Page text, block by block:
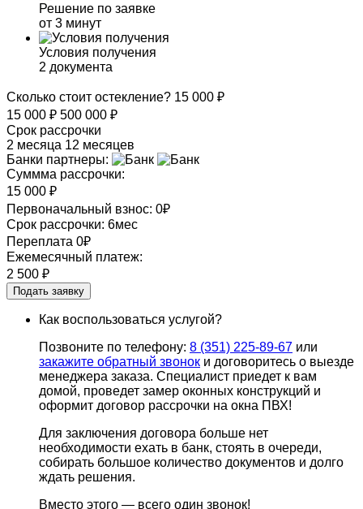
Решение по заявке
от 3 минут
Условия получения
2 документа
Сколько стоит остекление? 15 000 ₽
15 000 ₽ 500 000 ₽
Срок рассрочки
2 месяца 12 месяцев
Банки партнеры:
Суммма рассрочки:
15 000 ₽
Первоначальный взнос: 0₽
Срок рассрочки: 6мес
Переплата 0₽
Ежемесячный платеж:
2 500 ₽
Подать заявку
Как воспользоваться услугой?
Позвоните по телефону: 8 (351) 225-89-67 или
закажите обратный звонок и договоритесь о выезде
менеджера заказа. Специалист приедет к вам
домой, проведет замер оконных конструкций и
оформит договор рассрочки на окна ПВХ!
Для заключения договора больше нет
необходимости ехать в банк, стоять в очереди,
собирать большое количество документов и долго
ждать решения.
Вместо этого — всего один звонок!